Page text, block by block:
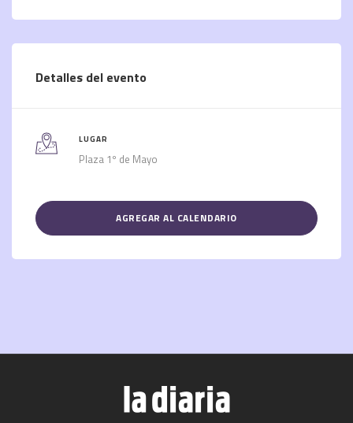
Detalles del evento
LUGAR
Plaza 1º de Mayo
AGREGAR AL CALENDARIO